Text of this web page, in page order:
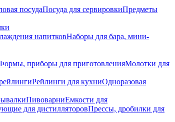
посудаПосуда для сервировкиПредметы
напитковНаборы для бара, мини-
приборы для приготовленияМолотки для
Рейлинги для кухниОдноразовая
ПивоварниЕмкости для
для дистилляторовПрессы, дробилки для